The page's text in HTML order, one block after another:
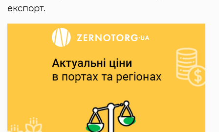
експорт.